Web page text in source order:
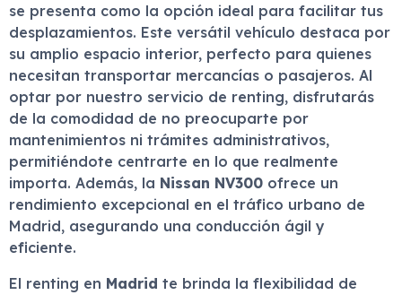
se presenta como la opción ideal para facilitar tus
desplazamientos. Este versátil vehículo destaca por
su amplio espacio interior, perfecto para quienes
necesitan transportar mercancías o pasajeros. Al
optar por nuestro servicio de renting, disfrutarás
de la comodidad de no preocuparte por
mantenimientos ni trámites administrativos,
permitiéndote centrarte en lo que realmente
importa. Además, la Nissan NV300 ofrece un
rendimiento excepcional en el tráfico urbano de
Madrid, asegurando una conducción ágil y
eficiente.
El renting en Madrid te brinda la flexibilidad de